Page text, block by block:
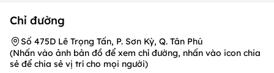
Chỉ đường
Số 475D Lê Trọng Tấn, P. Sơn Kỳ, Q. Tân Phú
(Nhấn vào ảnh bản đồ để xem chỉ đường, nhấn vào icon chia
sẻ để chia sẻ vị trí cho mọi người)